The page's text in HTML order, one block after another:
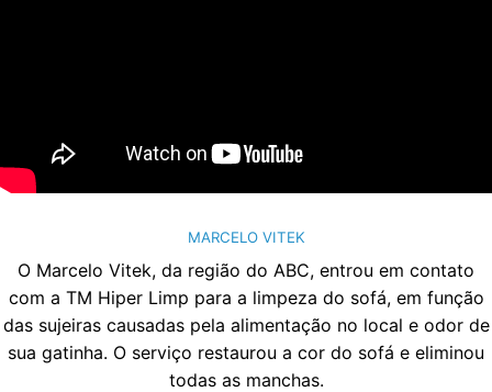
MARCELO VITEK
O Marcelo Vitek, da região do ABC, entrou em contato
com a TM Hiper Limp para a limpeza do sofá, em função
das sujeiras causadas pela alimentação no local e odor de
sua gatinha. O serviço restaurou a cor do sofá e eliminou
todas as manchas.